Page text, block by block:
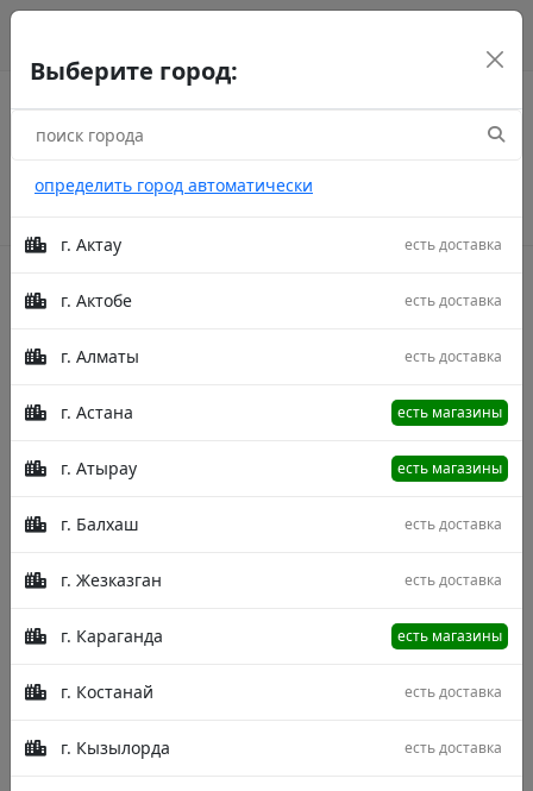
Выберите город:
определить город автоматически
г. Актау есть доставка
г. Актобе есть доставка
г. Алматы есть доставка
г. Астана есть магазины
г. Атырау есть магазины
г. Балхаш есть доставка
г. Жезказган есть доставка
г. Караганда есть магазины
г. Костанай есть доставка
г. Кызылорда есть доставка
Главная Товары
Osmanlim YY0073 Lacivert/Blue
Ковер Osmanlim YY0073 Lacivert/Blue